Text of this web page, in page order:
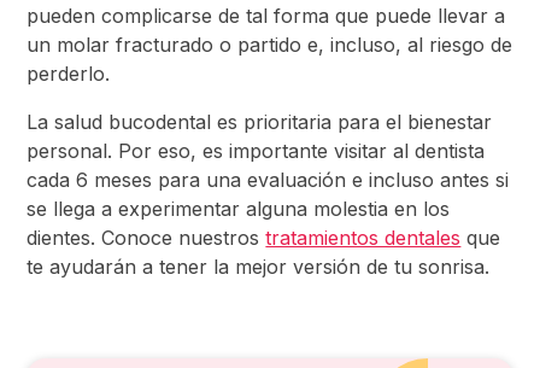
pueden complicarse de tal forma que puede llevar a
un molar fracturado o partido e, incluso, al riesgo de
perderlo.
La salud bucodental es prioritaria para el bienestar
personal. Por eso, es importante visitar al dentista
cada 6 meses para una evaluación e incluso antes si
se llega a experimentar alguna molestia en los
dientes. Conoce nuestrostratamientos dentales que
te ayudarán a tener la mejor versión de tu sonrisa.